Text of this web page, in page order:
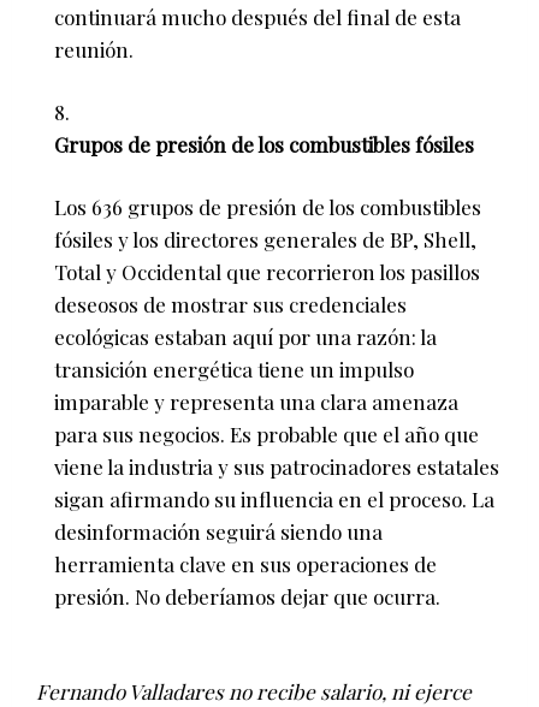
continuará mucho después del final de esta
reunión.
Grupos de presión de los combustibles fósiles
Los 636 grupos de presión de los combustibles
fósiles y los directores generales de BP, Shell,
Total y Occidental que recorrieron los pasillos
deseosos de mostrar sus credenciales
ecológicas estaban aquí por una razón: la
transición energética tiene un impulso
imparable y representa una clara amenaza
para sus negocios. Es probable que el año que
viene la industria y sus patrocinadores estatales
sigan afirmando su influencia en el proceso. La
desinformación seguirá siendo una
herramienta clave en sus operaciones de
presión. No deberíamos dejar que ocurra.
Fernando Valladares no recibe salario, ni ejerce